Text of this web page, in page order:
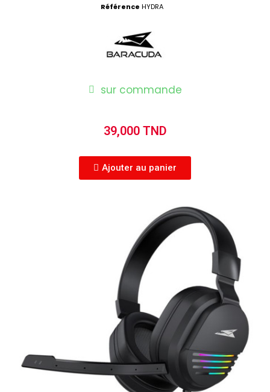
Référence HYDRA
sur commande
39,000 TND
Ajouter au panier